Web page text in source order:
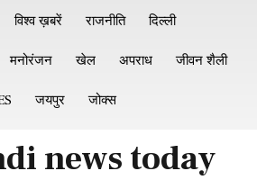
विश्व ख़बरें राजनीति दिल्ली
मनोरंजन खेल अपराध जीवन शैली
जयपुर जोक्स
news today